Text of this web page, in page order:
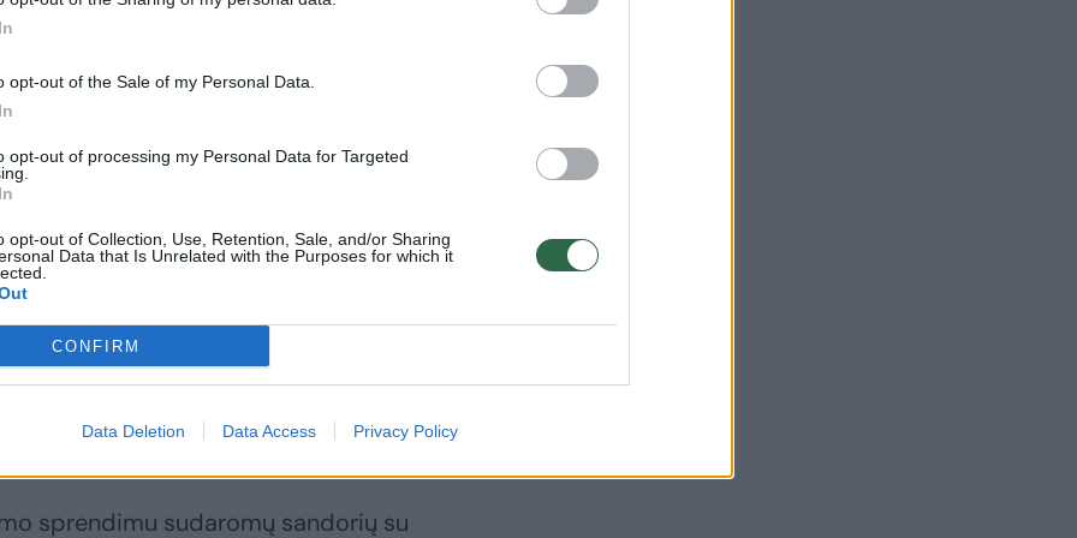
opt-out of the Sale of my Personal Data.
opt-out of processing my Personal Data for Targeted
opt-out of Collection, Use, Retention, Sale, and/or Sharing
Data that Is Unrelated with the Purposes for which it
CONFIRM
Data Deletion Data Access Privacy Policy
ne tik dėl paskolų, bet ir dėl ne
taip siekiant pritraukti papildomų
krašto apsaugos projektus.
skolos ir jį lydinčių įstatymų
stadijoje palaikė 93, prieš buvo 2 ir
Vyriausybė turėtų neviršyti tam
garantijų limito.
sprendimu sudaromų sandorių su